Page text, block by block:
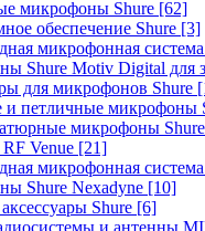
микрофоны Shure [62]
обеспечение Shure [3]
микрофонная
Shure Motiv Digital для
для микрофонов Shure
и петличные микрофоны
микрофоны
Venue [21]
микрофонная
Shure Nexadyne [10]
Shure [6]
и антенны